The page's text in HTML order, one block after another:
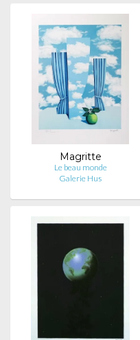
Magritte
Le beau monde
Galerie Hus